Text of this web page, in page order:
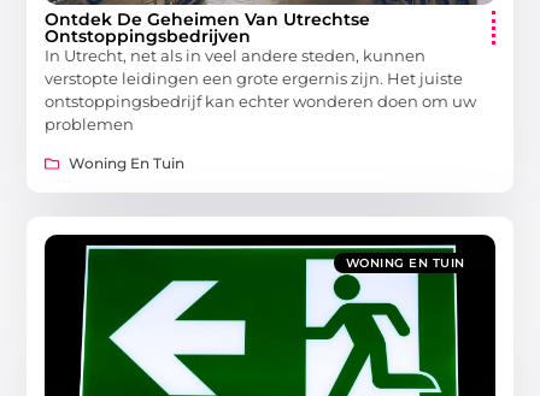
Ontdek De Geheimen Van Utrechtse
Ontstoppingsbedrijven
In Utrecht, net als in veel andere steden, kunnen
verstopte leidingen een grote ergernis zijn. Het juiste
ontstoppingsbedrijf kan echter wonderen doen om uw
problemen
Woning En Tuin
WONING EN TUIN